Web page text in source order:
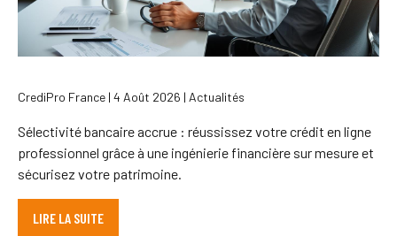
CrediPro France | 4 Août 2026 | Actualités
Sélectivité bancaire accrue : réussissez votre crédit en ligne
professionnel grâce à une ingénierie financière sur mesure et
sécurisez votre patrimoine.
LIRE LA SUITE